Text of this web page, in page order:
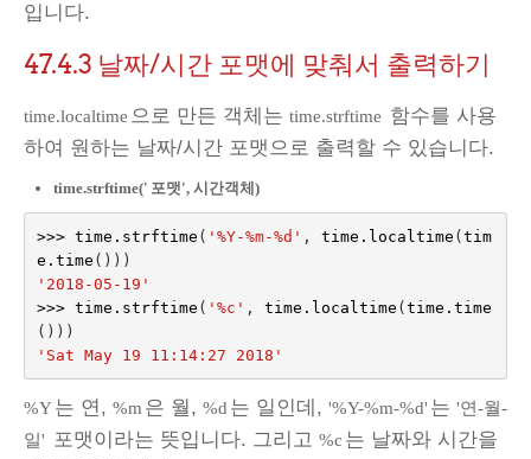
입니다.
47.4.3 날짜/시간 포맷에 맞춰서 출력하기
time.localtime 으로 만든 객체는 time.strftime 함수를 사용
하여 원하는 날짜/시간 포맷으로 출력할 수 있습니다.
time.strftime(' 포맷', 시간객체)
>>> time . strftime ( '%Y-%m-%d ' , time . localtime (tim
e . time ()))
'2018-05-19'
>>> time . strftime ( ' %c ' , time . localtime (time . time
()))
'Sat May 19 11:14:27 2018'
%Y는 연, %m 은 월, %d 는 일인데, '%Y-%m-%d' 는 '연-월-
일' 포맷이라는 뜻입니다. 그리고 %c 는 날짜와 시간을